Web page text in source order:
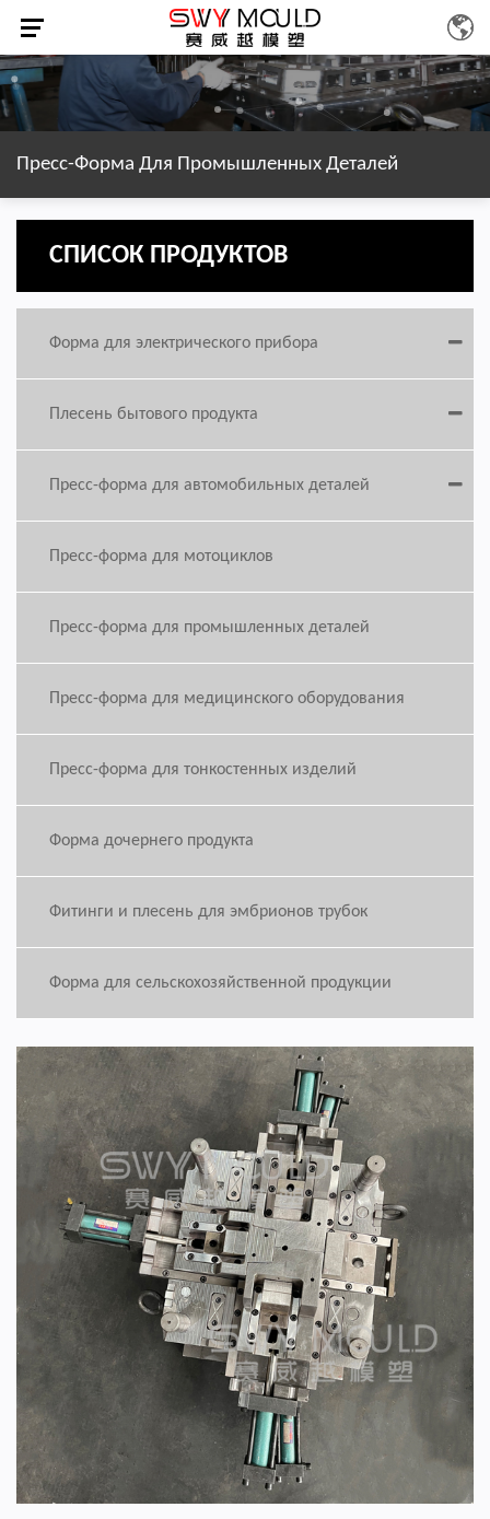
Пресс-Форма Для Промышленных Деталей
СПИСОК ПРОДУКТОВ
Форма для электрического прибора
Плесень бытового продукта
Пресс-форма для автомобильных деталей
Пресс-форма для мотоциклов
Пресс-форма для промышленных деталей
Пресс-форма для медицинского оборудования
Пресс-форма для тонкостенных изделий
Форма дочернего продукта
Фитинги и плесень для эмбрионов трубок
Форма для сельскохозяйственной продукции